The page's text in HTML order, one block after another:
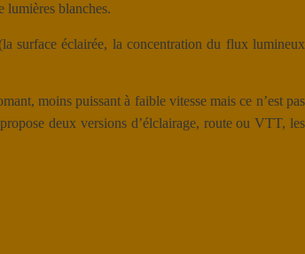
lumières blanches.
surface éclairée, la concentration du flux lumineux
moins puissant à faible vitesse mais ce n’est pas
deux versions d’élclairage, route ou VTT, les